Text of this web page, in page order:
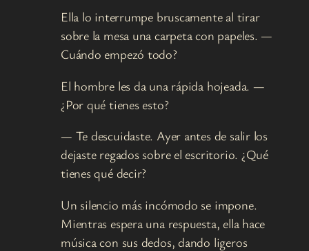
Ella lo interrumpe bruscamente al tirar
sobre la mesa una carpeta con papeles. —
Cuándo empezó todo?
El hombre les da una rápida hojeada. —
¿Por qué tienes esto?
— Te descuidaste. Ayer antes de salir los
dejaste regados sobre el escritorio. ¿Qué
tienes qué decir?
Un silencio más incómodo se impone.
Mientras espera una respuesta, ella hace
música con sus dedos, dando ligeros